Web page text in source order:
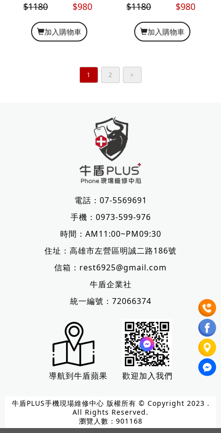
$1180 $980
加入購物車
$1180 $980
加入購物車
1 2 >
電話： 07-5569691
手機： 0973-599-976
時間：AM11:00~PM09:30
住址： 高雄市左營區明誠二路186號
信箱： rest6925@gmail.com
牛盾企業社
統一編號：72066374
導航到牛盾蘋果 歡迎加入我們
牛盾PLUS手機現場維修中心 版權所有 © Copyright 2023 .
All Rights Reserved.
瀏覽人數：901168